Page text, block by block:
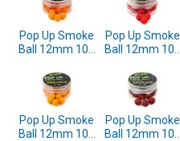
Pop Up Smoke
Ball 12mm 10g
(SP172141)
Pop Up Smoke
Ball 12mm 10g
(SP172139)
Pop Up Smoke
Ball 12mm 10g
Pop Up Smoke
Ball 12mm 10g